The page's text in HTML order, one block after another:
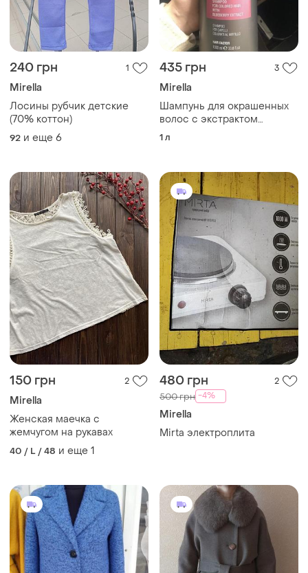
240 грн 1
Mirella
Лосины рубчик детские
(70% коттон)
92 и еще 6
435 грн 3
Mirella
Шампунь для окрашенных
волос с экстрактом
черники mirella
1 л
150 грн 2
Mirella
Женская маечка с
жемчугом на рукавах
40 / L / 48 и еще 1
480 грн 2
500 грн -4%
Mirella
Mirta электроплита